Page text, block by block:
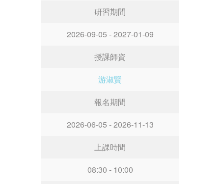
研習期間
2026-09-05 - 2027-01-09
授課師資
游淑賢
報名期間
2026-06-05 - 2026-11-13
上課時間
08:30 - 10:00